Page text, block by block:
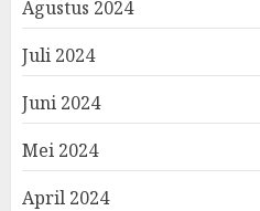
Agustus 2024
Juli 2024
Juni 2024
Mei 2024
April 2024